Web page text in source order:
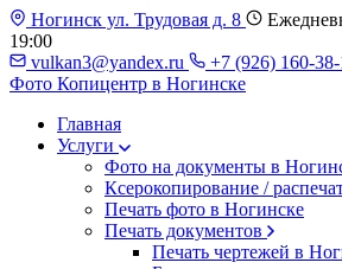
Ногинск ул. Трудовая д. 8
19:00
vulkan3@yandex.ru
+7 (926) 160-
Фото Копицентр в Ногинске
Главная
Услуги
Фото на документы в
Ксерокопирование /
Печать фото в Ногинске
Печать документов
Печать чертежей в